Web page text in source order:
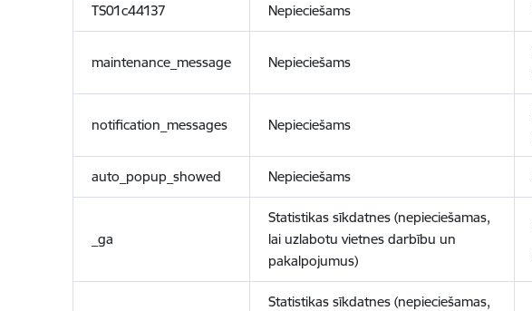
TS01c44137 Nepieciešams
maintenance_message Nepieciešams
notification_messages Nepieciešams
auto_popup_showed Nepieciešams
_ga
Statistikas sīkdatnes (nepieciešamas,
lai uzlabotu vietnes darbību un
pakalpojumus)
Statistikas sīkdatnes (nepieciešamas,